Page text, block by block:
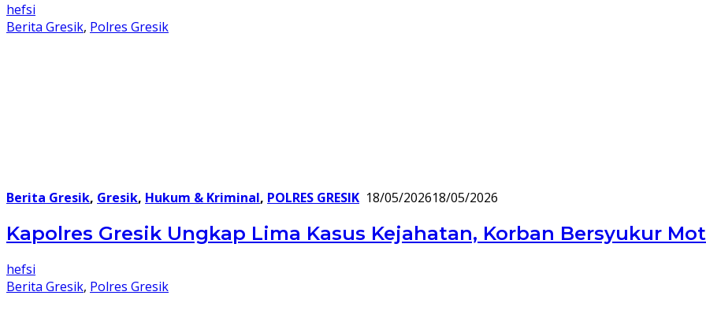
hefsi
Berita Gresik, Polres Gresik
Berita Gresik, Gresik, Hukum & Kriminal, POLRES GRESIK 18/05/202618/05/2026
Kapolres Gresik Ungkap Lima Kasus Kejahatan, Korban Bersyukur
hefsi
Berita Gresik, Polres Gresik